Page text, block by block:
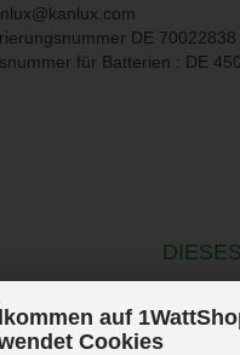
auf
Cookies
DE 70022838
für Batterien : DE